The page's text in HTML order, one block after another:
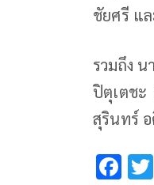
ชัยศรี แ
รวมถึง
ปิตุเตชะ
สุรินทร์
F